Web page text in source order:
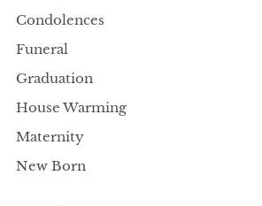
Condolences
Funeral
Graduation
House Warming
Maternity
New Born